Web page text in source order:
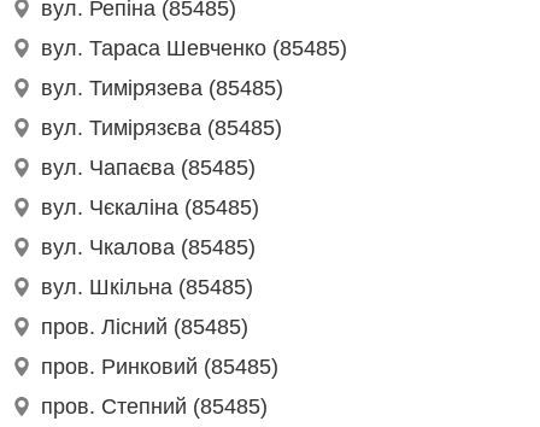
вул. Репіна (85485)
вул. Тараса Шевченко (85485)
вул. Тимірязева (85485)
вул. Тимірязєва (85485)
вул. Чапаєва (85485)
вул. Чєкаліна (85485)
вул. Чкалова (85485)
вул. Шкільна (85485)
пров. Лісний (85485)
пров. Ринковий (85485)
пров. Степний (85485)